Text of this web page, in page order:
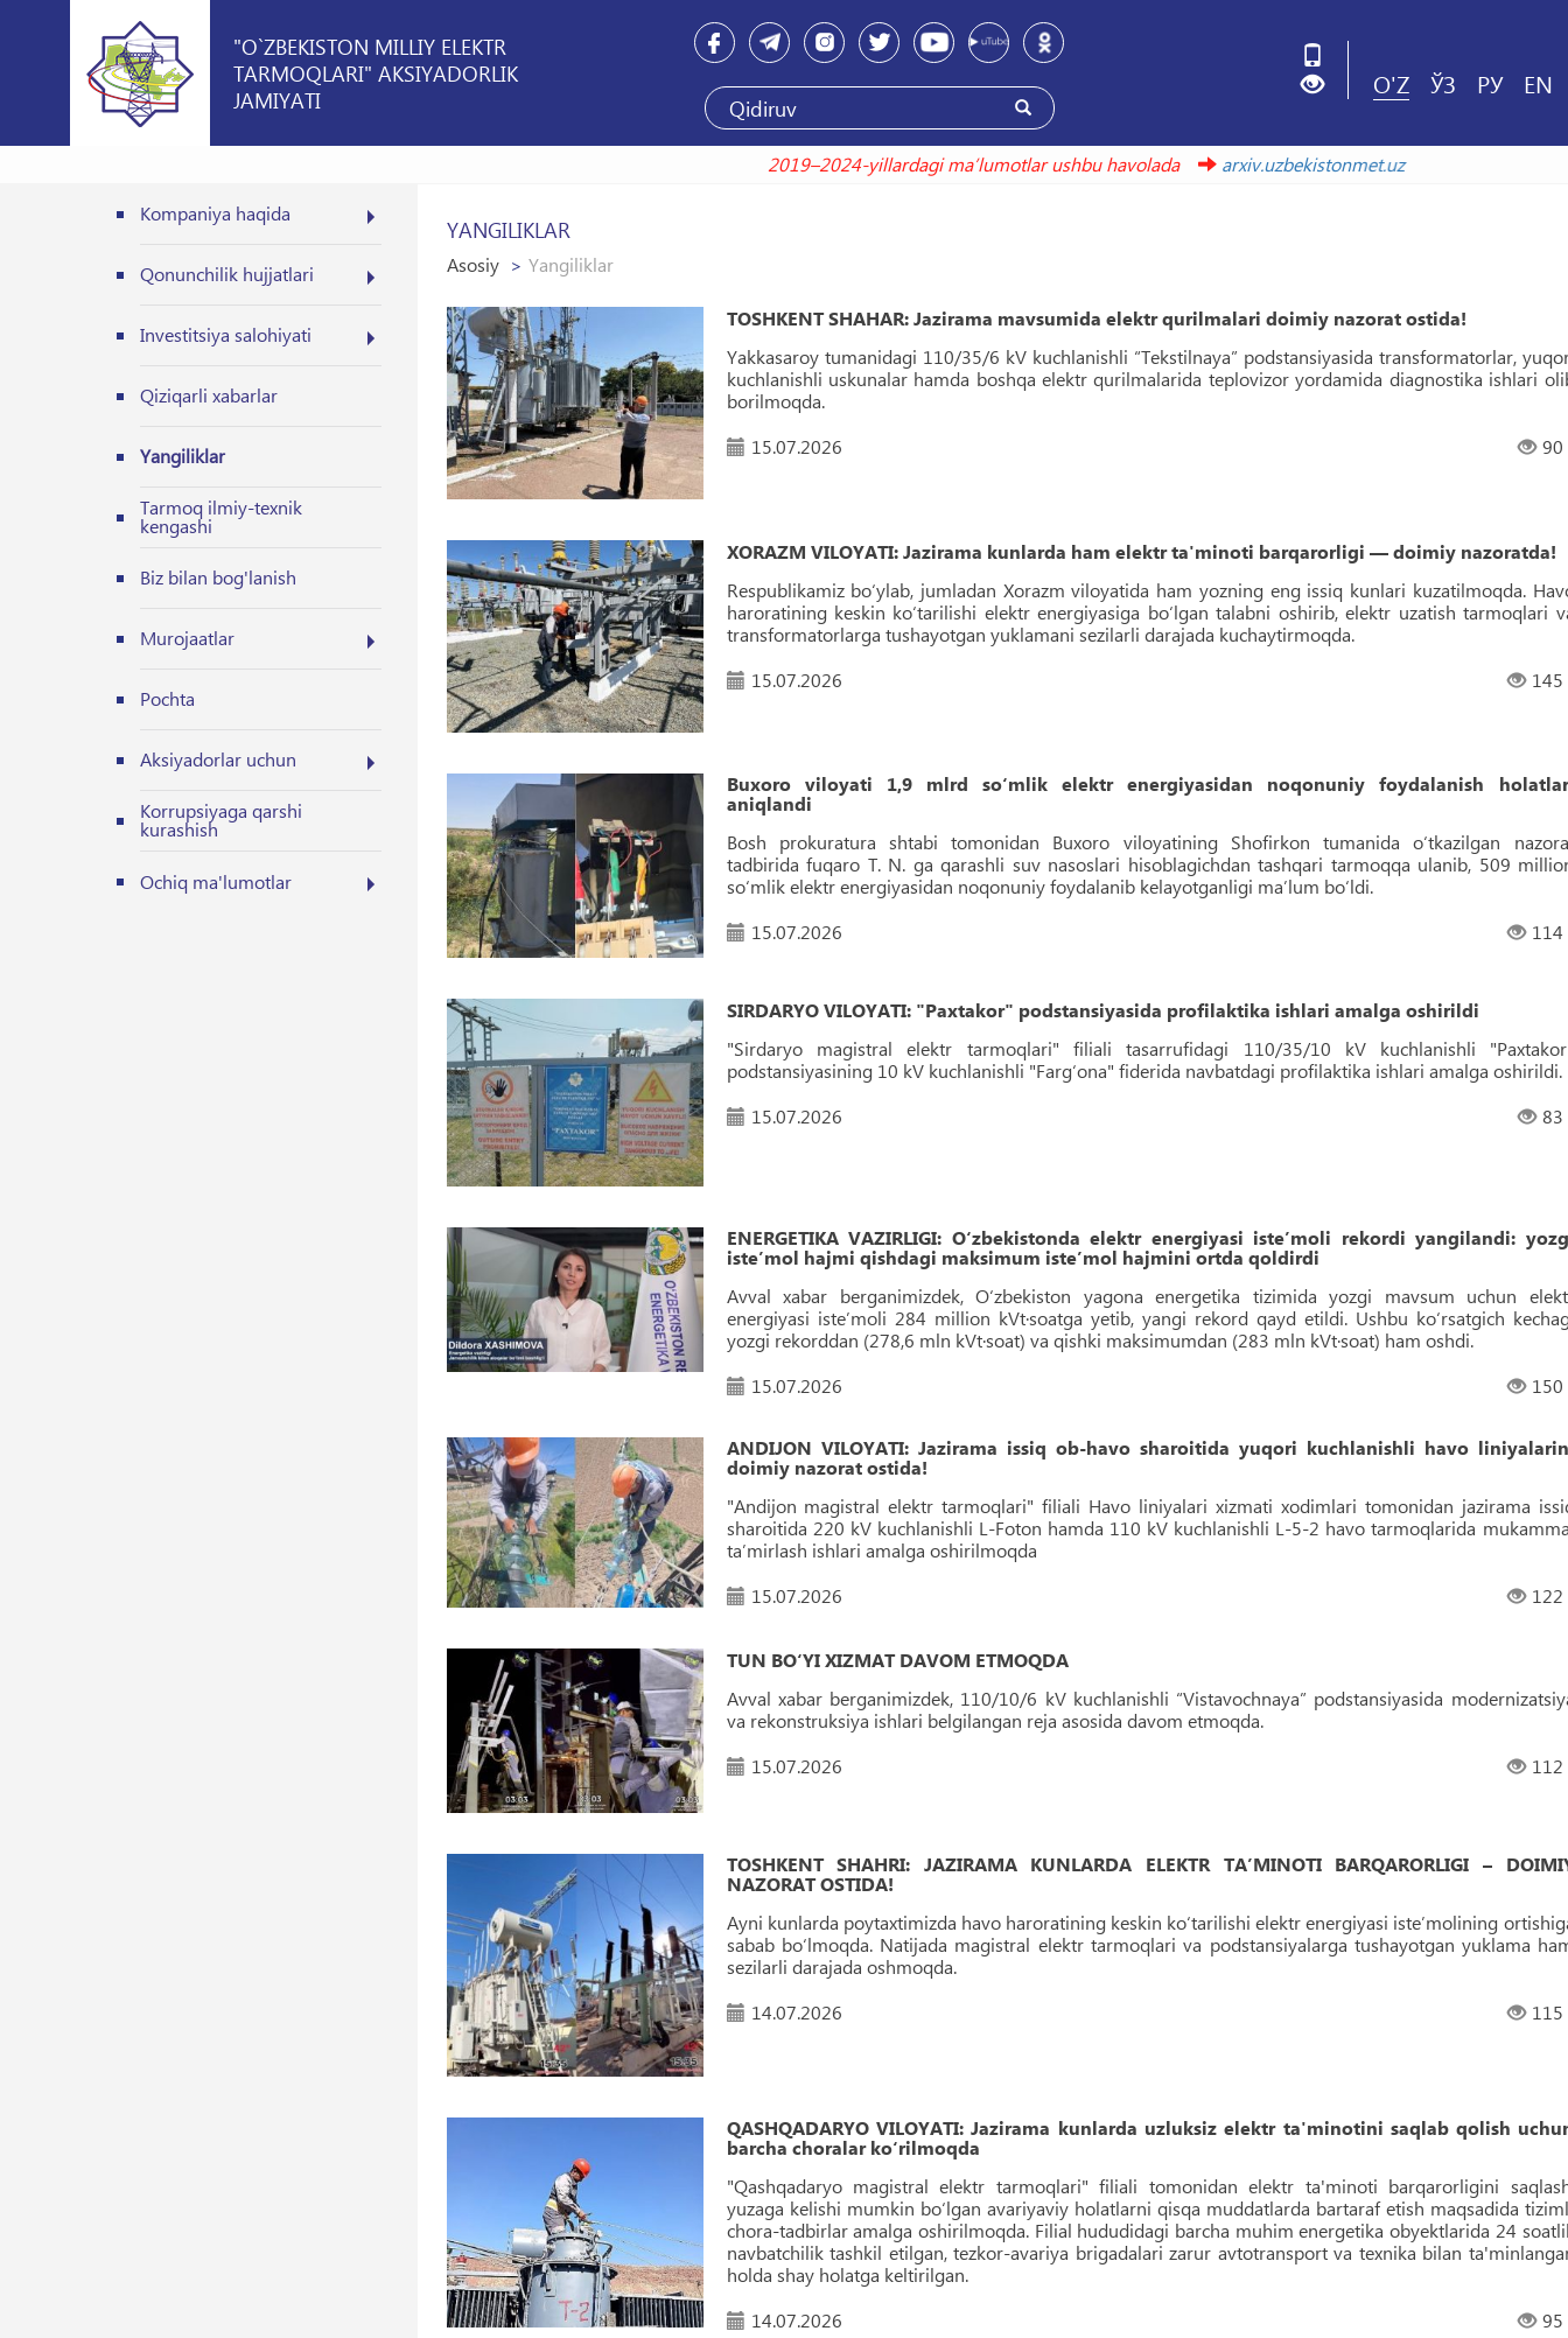
"O`ZBEKISTON MILLIY ELEKTR
TARMOQLARI" AKSIYADORLIK
JAMIYATI
O'Z ЎЗ РУ EN
2019–2024-yillardagi maʼlumotlar ushbu havolada
arxiv.uzbekistonmet.uz
Kompaniya haqida
Qonunchilik hujjatlari
Investitsiya salohiyati
Qiziqarli xabarlar
Yangiliklar
Tarmoq ilmiy-texnik
kengashi
Biz bilan bog'lanish
Murojaatlar
Pochta
Aksiyadorlar uchun
Korrupsiyaga qarshi
kurashish
Ochiq ma'lumotlar
YANGILIKLAR
Asosiy Yangiliklar
TOSHKENT SHAHAR: Jazirama mavsumida elektr qurilmalari doimiy nazorat ostida!
Yakkasaroy tumanidagi 110/35/6 kV kuchlanishli “Tekstilnaya” podstansiyasida transformatorlar,
kuchlanishli uskunalar hamda boshqa elektr qurilmalarida teplovizor yordamida diagnostika ishlari
borilmoqda.
15.07.2026
90
XORAZM VILOYATI: Jazirama kunlarda ham elektr ta'minoti barqarorligi — doimiy nazoratda!
Respublikamiz bo‘ylab, jumladan Xorazm viloyatida ham yozning eng issiq kunlari kuzatilmoqda.
haroratining keskin ko‘tarilishi elektr energiyasiga bo‘lgan talabni oshirib, elektr uzatish tarmoqlari
transformatorlarga tushayotgan yuklamani sezilarli darajada kuchaytirmoqda.
15.07.2026
145
Buxoro viloyati 1,9 mlrd so‘mlik elektr energiyasidan noqonuniy foydalanish
aniqlandi
Bosh prokuratura shtabi tomonidan Buxoro viloyatining Shofirkon tumanida o‘tkazilgan
tadbirida fuqaro T. N. ga qarashli suv nasoslari hisoblagichdan tashqari tarmoqqa ulanib, 509
soʻmlik elektr energiyasidan noqonuniy foydalanib kelayotganligi ma’lum bo‘ldi.
15.07.2026
114
SIRDARYO VILOYATI: "Paxtakor" podstansiyasida profilaktika ishlari amalga oshirildi
"Sirdaryo magistral elektr tarmoqlari" filiali tasarrufidagi 110/35/10 kV kuchlanishli
podstansiyasining 10 kV kuchlanishli "Farg‘ona" fiderida navbatdagi profilaktika ishlari amalga oshirildi.
15.07.2026
83
ENERGETIKA VAZIRLIGI: O‘zbekistonda elektr energiyasi iste’moli rekordi yangilandi:
iste’mol hajmi qishdagi maksimum iste’mol hajmini ortda qoldirdi
Avval xabar berganimizdek, O‘zbekiston yagona energetika tizimida yozgi mavsum uchun
energiyasi iste’moli 284 million kVt·soatga yetib, yangi rekord qayd etildi. Ushbu ko‘rsatgich
yozgi rekorddan (278,6 mln kVt·soat) va qishki maksimumdan (283 mln kVt·soat) ham oshdi.
15.07.2026
150
ANDIJON VILOYATI: Jazirama issiq ob-havo sharoitida yuqori kuchlanishli havo
doimiy nazorat ostida!
"Andijon magistral elektr tarmoqlari" filiali Havo liniyalari xizmati xodimlari tomonidan jazirama
sharoitida 220 kV kuchlanishli L-Foton hamda 110 kV kuchlanishli L-5-2 havo tarmoqlarida
ta’mirlash ishlari amalga oshirilmoqda
15.07.2026
122
TUN BO‘YI XIZMAT DAVOM ETMOQDA
Avval xabar berganimizdek, 110/10/6 kV kuchlanishli “Vistavochnaya” podstansiyasida
va rekonstruksiya ishlari belgilangan reja asosida davom etmoqda.
15.07.2026
112
TOSHKENT SHAHRI: JAZIRAMA KUNLARDA ELEKTR TA’MINOTI BARQARORLIGI –
NAZORAT OSTIDA!
Ayni kunlarda poytaxtimizda havo haroratining keskin ko‘tarilishi elektr energiyasi iste’molining
sabab bo‘lmoqda. Natijada magistral elektr tarmoqlari va podstansiyalarga tushayotgan yuklama
sezilarli darajada oshmoqda.
14.07.2026
115
QASHQADARYO VILOYATI: Jazirama kunlarda uzluksiz elektr ta'minotini saqlab qolish
barcha choralar kо‘rilmoqda
"Qashqadaryo magistral elektr tarmoqlari" filiali tomonidan elektr ta'minoti barqarorligini
yuzaga kelishi mumkin bо‘lgan avariyaviy holatlarni qisqa muddatlarda bartaraf etish maqsadida
chora-tadbirlar amalga oshirilmoqda. Filial hududidagi barcha muhim energetika obyektlarida 24
navbatchilik tashkil etilgan, tezkor-avariya brigadalari zarur avtotransport va texnika bilan
holda shay holatga keltirilgan.
14.07.2026
95